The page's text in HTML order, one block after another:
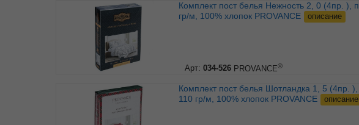
Комплект пост белья Нежность 2, 0 (4пр. ), поплин, 110
гр/м, 100% хлопок PROVANCE
описание
Арт: 034-526 PROVANCE®
Комплект пост белья Шотландка 1, 5 (4пр. ), поплин,
110 гр/м, 100% хлопок PROVANCE
описание